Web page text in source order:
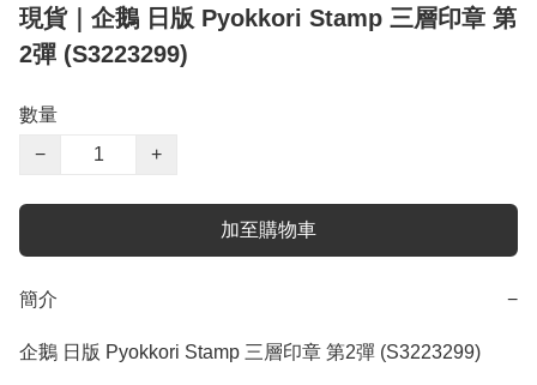
現貨｜企鵝 日版 Pyokkori Stamp 三層印章 第
2彈 (S3223299)
數量
−
+
加至購物車
簡介 −
企鵝 日版 Pyokkori Stamp 三層印章 第2彈 (S3223299)